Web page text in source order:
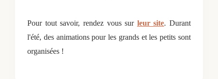
Pour tout savoir, rendez vous sur leur site. Durant
l'été, des animations pour les grands et les petits sont
organisées !